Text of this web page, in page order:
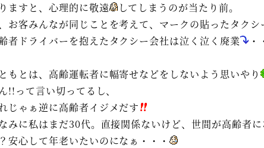
ますと、心理的に敬遠
してしまうのが当たり前。
お客みんなが同じことを考えて、マークの貼ったタク
者ドライバーを抱えたタクシー会社は泣く泣く廃業
もとは、高齢運転者に幅寄せなどをしないよう思いやり
!!って言い切ってるし、
じゃぁ逆に高齢者イジメだす
みに私はまだ30代。直接関係ないけど、世間が高齢者
安心して年老いたいのになぁ・・・